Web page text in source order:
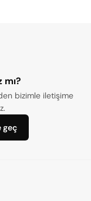
mı?
bizimle iletişime
geç